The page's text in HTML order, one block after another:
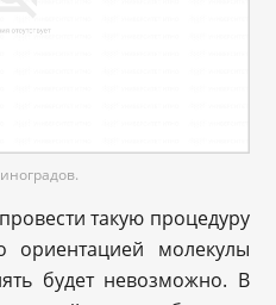
такую процедуру
молекулы
будет невозможно. В